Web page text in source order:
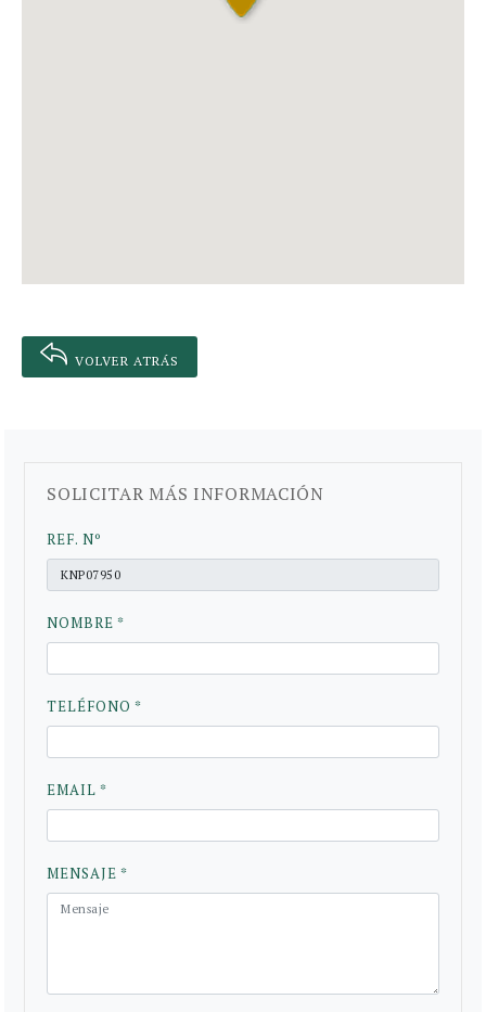
VOLVER ATRÁS
SOLICITAR MÁS INFORMACIÓN
REF. Nº
NOMBRE *
TELÉFONO *
EMAIL *
MENSAJE *